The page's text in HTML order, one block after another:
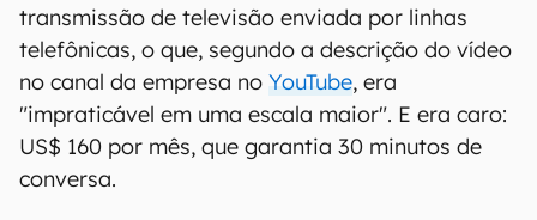
transmissão de televisão enviada por linhas
telefônicas, o que, segundo a descrição do vídeo
no canal da empresa no YouTube, era
"impraticável em uma escala maior". E era caro:
US$ 160 por mês, que garantia 30 minutos de
conversa.